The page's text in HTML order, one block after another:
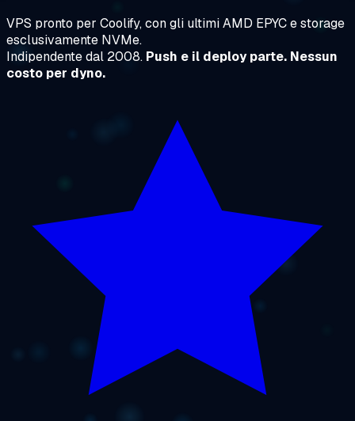
VPS pronto per Coolify, con gli ultimi AMD EPYC e storage
esclusivamente NVMe.
Indipendente dal 2008. Push e il deploy parte. Nessun
costo per dyno.